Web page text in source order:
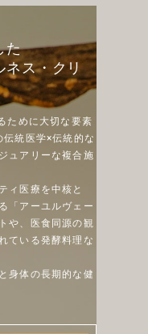
た
ネス・クリ
ために大切な要素
伝統医学×伝統的な
ュアリーな複合施
ィ医療を中核と
「アーユルヴェー
や、医食同源の観
ている発酵料理な
身体の長期的な健